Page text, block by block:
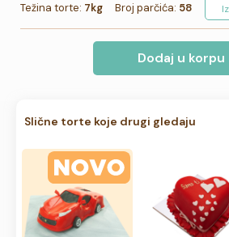
Težina torte: 7kg Broj parčića: 58
Dodaj u korpu
Slične torte koje drugi gledaju